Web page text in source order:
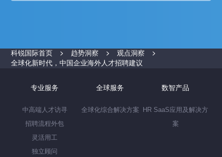
科锐国际首页 趋势洞察
观点洞察
全球化新时代，中国企业海外人才招聘建议
专业服务
中高端人才访寻
招聘流程外包
灵活用工
独立顾问
全球服务
全球化综合解决方案
数智产品
HR SaaS应用及解决方
案